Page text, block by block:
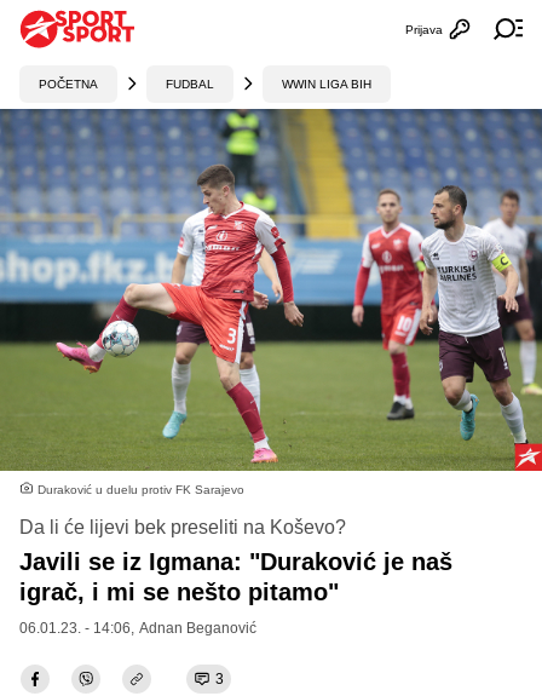
Otvori
Prijava
POČETNA FUDBAL WWIN LIGA BIH
Duraković u duelu protiv FK Sarajevo
Da li će lijevi bek preseliti na Koševo?
Javili se iz Igmana: "Duraković je naš
igrač, i mi se nešto pitamo"
06.01.23. - 14:06, Adnan Beganović
3